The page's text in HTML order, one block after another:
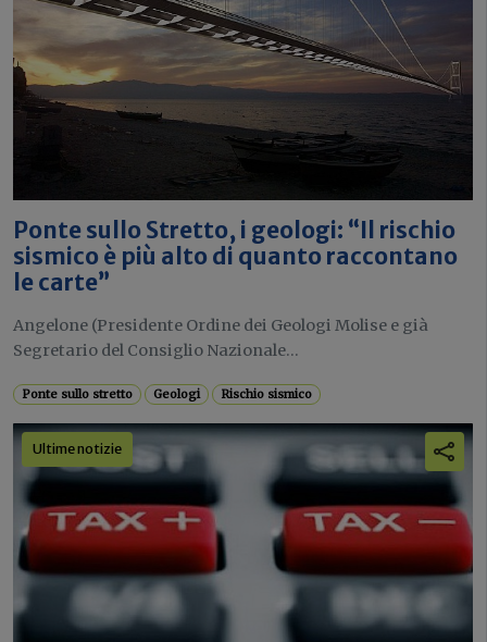
Ponte sullo Stretto, i geologi: “Il rischio
sismico è più alto di quanto raccontano
le carte”
Angelone (Presidente Ordine dei Geologi Molise e già
Segretario del Consiglio Nazionale...
Ponte sullo stretto Geologi Rischio sismico
Ultime notizie